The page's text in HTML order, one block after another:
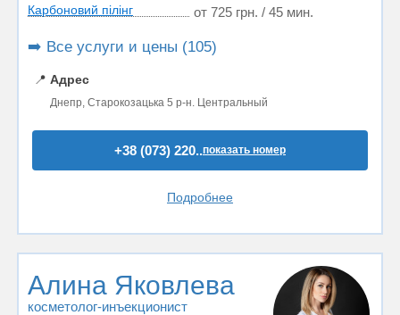
Карбоновий пілінг от 725 грн. / 45 мин.
➡️ Все услуги и цены (105)
📍 Адрес
Днепр, Старокозацька 5 р-н. Центральный
+38 (073) 220..показать номер
Подробнее
Алина Яковлева
косметолог-инъекционист